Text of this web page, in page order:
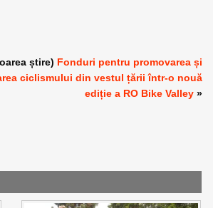
știre) Fonduri pentru promovarea și
ciclismului din vestul țării într-o nouă
ediție a RO Bike Valley »